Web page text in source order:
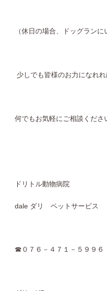
（休日の場合、ドッグラン
少しでも皆様のお力になれれ
何でもお気軽にご相談くださ
ドリトル動物病院
dale ダリ ペットサービス
☎０７６－４７１－５９９６